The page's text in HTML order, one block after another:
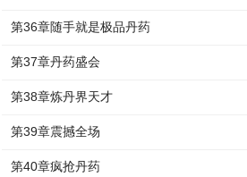
第36章随手就是极品丹药
第37章丹药盛会
第38章炼丹界天才
第39章震撼全场
第40章疯抢丹药